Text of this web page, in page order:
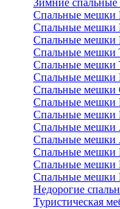
Зимние
Спальные мешки
Спальные мешки
Спальные мешки
Спальные
Спальные
Cпальные мешки
Спальные мешки
Спальные мешки
Спальные мешки
Спальные мешки
Спальные мешки
Спальные мешки
Спальные мешки
Спальные мешки
Недорогие
Туристическая